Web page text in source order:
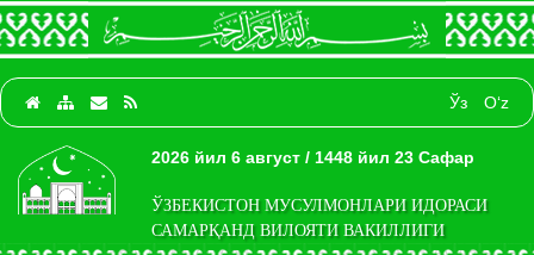
Ўз O‘z
2026 йил 6 август / 1448 йил 23 Сафар
ЎЗБЕКИСТОН МУСУЛМОНЛАРИ ИДОРАСИ
САМАРҚАНД ВИЛОЯТИ ВАКИЛЛИГИ